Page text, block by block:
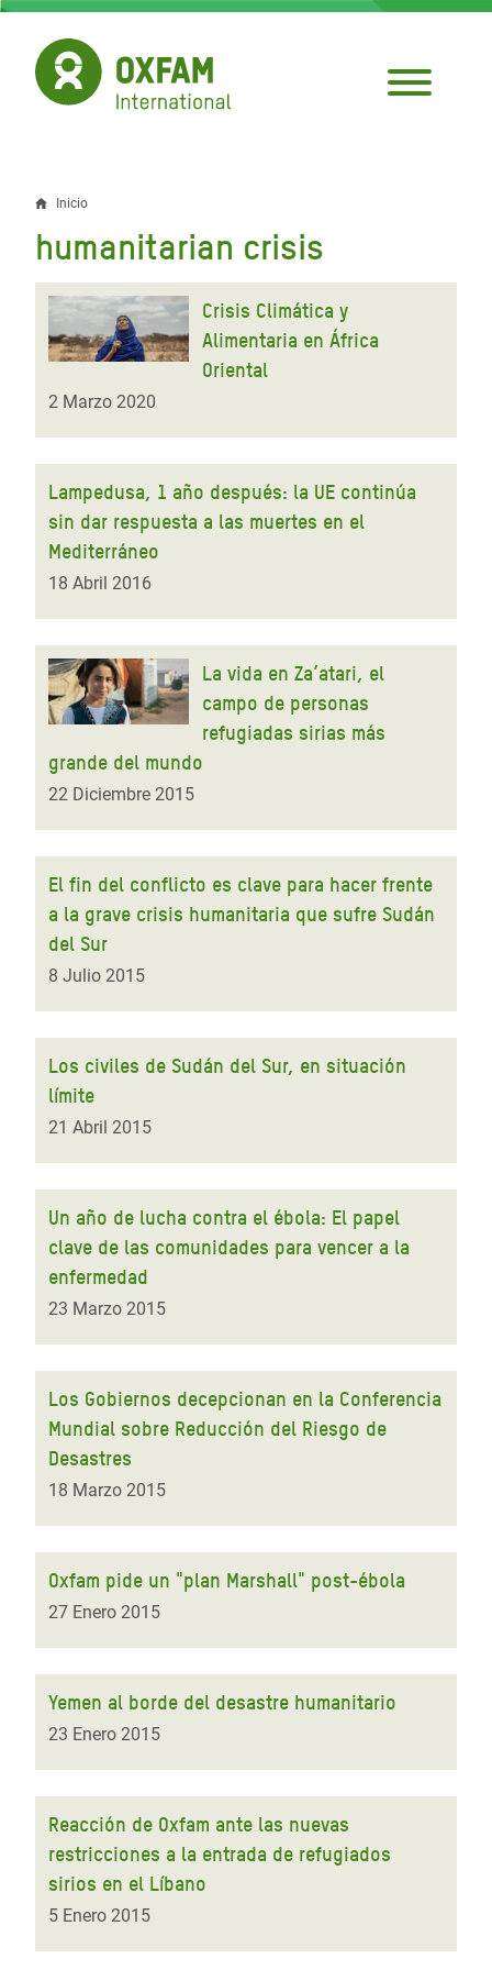
Pasar
contenido
principal
Sobrescribir
enlaces
de
ayuda
la
navegación
Inicio
humanitarian crisis
Crisis Climática y
Alimentaria en África
Oriental
2 Marzo 2020
Lampedusa, 1 año después: la UE continúa
sin dar respuesta a las muertes en el
Mediterráneo
18 Abril 2016
La vida en Za’atari, el
campo de personas
refugiadas sirias más
grande del mundo
22 Diciembre 2015
El fin del conflicto es clave para hacer frente
a la grave crisis humanitaria que sufre Sudán
del Sur
8 Julio 2015
Los civiles de Sudán del Sur, en situación
límite
21 Abril 2015
Un año de lucha contra el ébola: El papel
clave de las comunidades para vencer a la
enfermedad
23 Marzo 2015
Los Gobiernos decepcionan en la Conferencia
Mundial sobre Reducción del Riesgo de
Desastres
18 Marzo 2015
Oxfam pide un "plan Marshall" post-ébola
27 Enero 2015
Yemen al borde del desastre humanitario
23 Enero 2015
Reacción de Oxfam ante las nuevas
restricciones a la entrada de refugiados
sirios en el Líbano
5 Enero 2015